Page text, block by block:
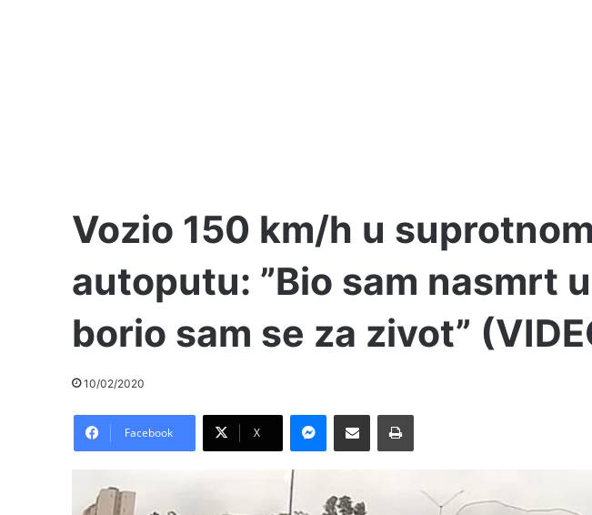
Vozio 150 km/h u
autoputu: ”Bio sam nasmrt
borio sam se za zivot”
10/02/2020
Facebook X
Messenger
Pošalji preko E-Maila Printaj